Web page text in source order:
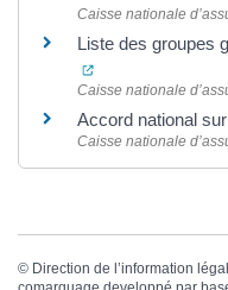
Caisse nationale
Liste des groupes
(ouverture dans
Caisse nationale
Accord national
Caisse nationale
© Direction de l’information